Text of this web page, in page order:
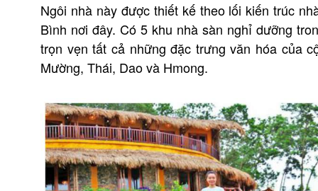
Ngôi nhà này được thiết kế theo lối kiến trúc
Bình nơi đây. Có 5 khu nhà sàn nghỉ dưỡng
trọn vẹn tất cả những đặc trưng văn hóa của
Mường, Thái, Dao và Hmong.